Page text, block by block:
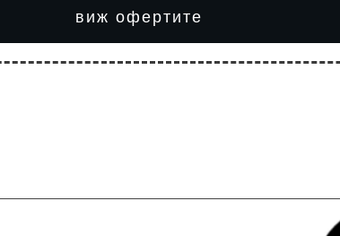
виж офертите